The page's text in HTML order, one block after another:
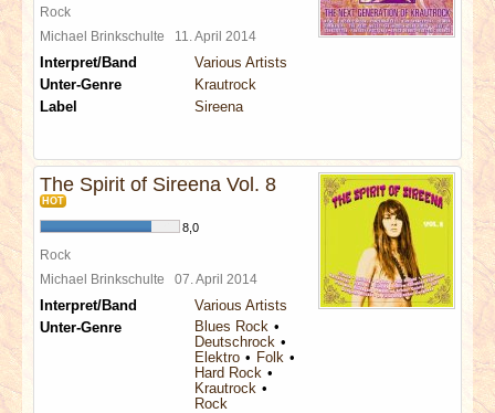
REDAKTION
LINKS
Rock
Michael Brinkschulte 11. April 2014
Interpret/Band
Various Artists
Unter-Genre
Krautrock
Label
Sireena
The Spirit of Sireena Vol. 8
HOT
8,0
Rock
Michael Brinkschulte 07. April 2014
Interpret/Band
Various Artists
Unter-Genre
Blues Rock
Deutschrock
Elektro
Folk
Hard Rock
Krautrock
Rock